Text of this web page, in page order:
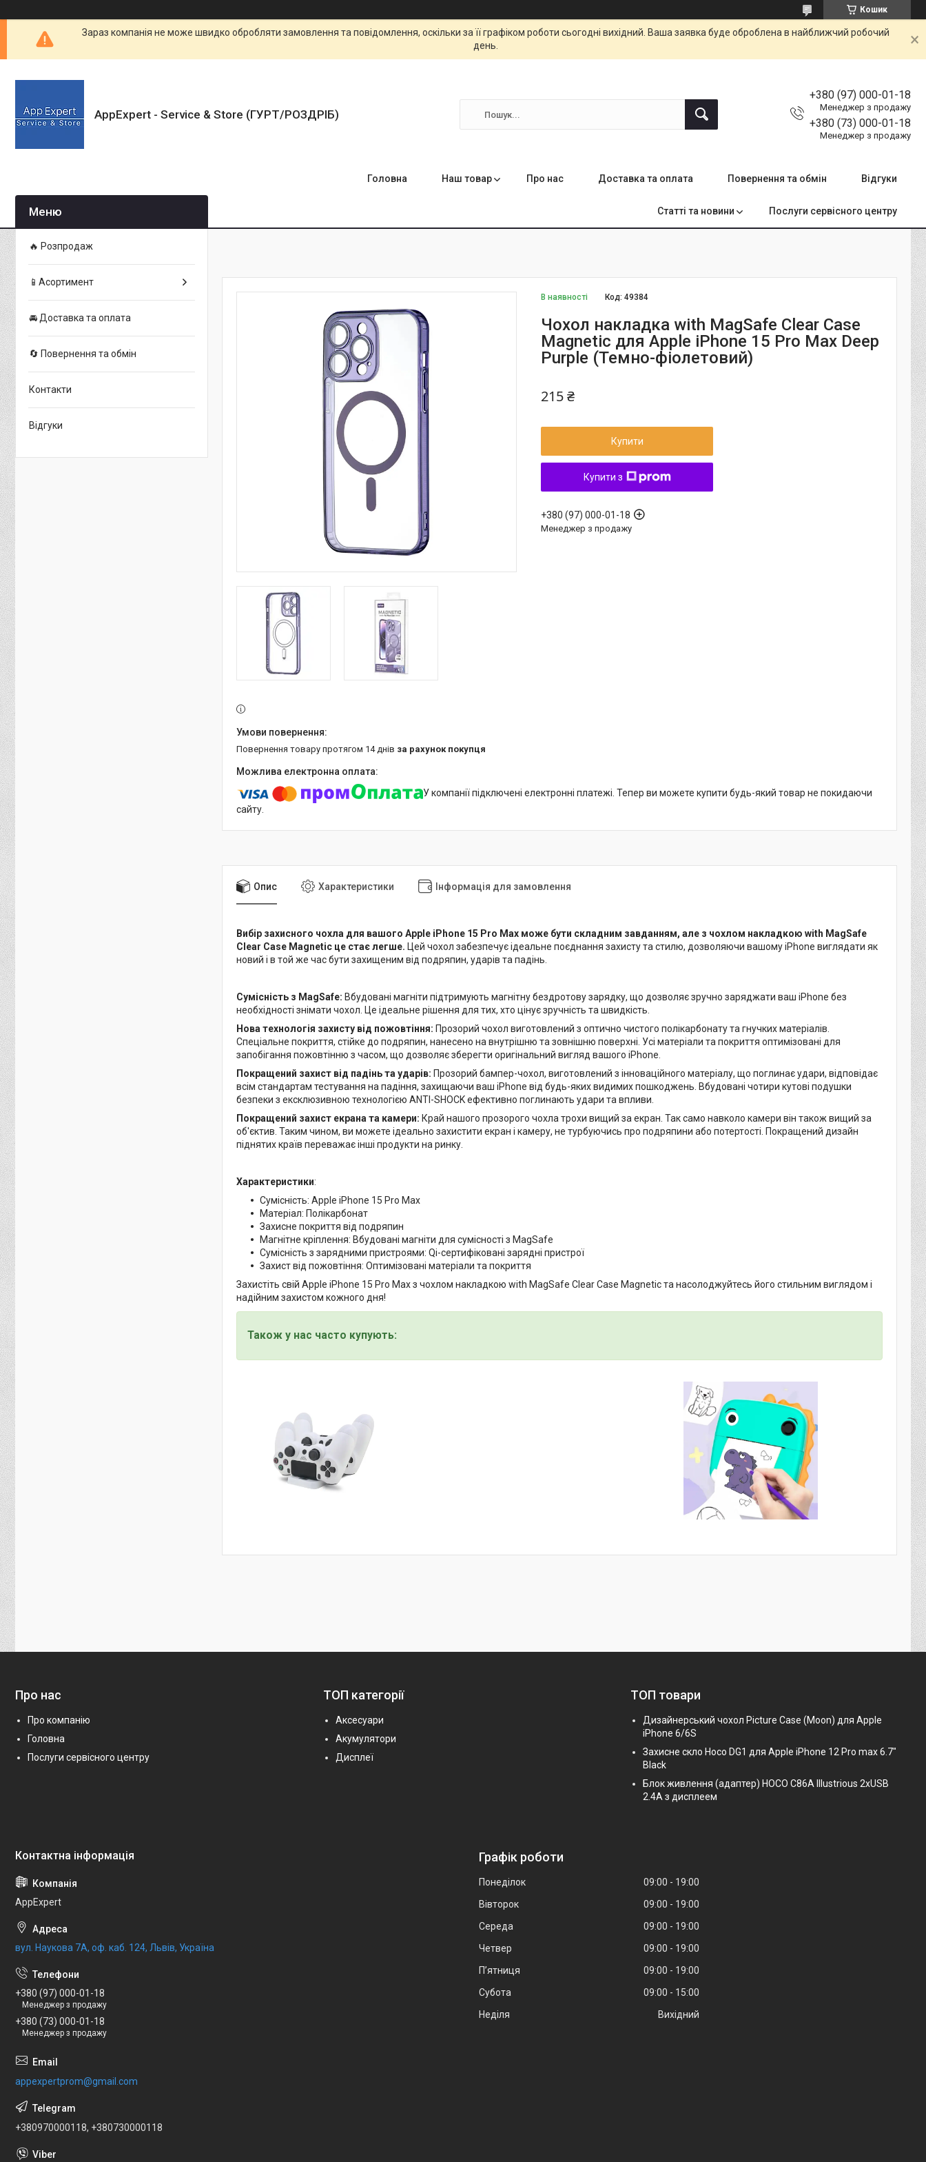
Кошик
Зараз компанія не може швидко обробляти замовлення та повідомлення, оскільки за її графіком роботи сьогодні вихідний. Ваша заявка буде оброблена в найближчий робочий
день.
AppExpert - Service & Store (ГУРТ/РОЗДРІБ)
+380 (97) 000-01-18
Менеджер з продажу
+380 (73) 000-01-18
Менеджер з продажу
Головна Наш товар Про нас Доставка та оплата Повернення та обмін Відгуки
Статті та новини Послуги сервісного центру
В наявності Код:49384
Чохол накладка with MagSafe Clear Case
Magnetic для Apple iPhone 15 Pro Max Deep
Purple (Темно-фіолетовий)
215 ₴
Купити
Купити з
+380 (97) 000-01-18
Менеджер з продажу
повернення товару протягом 14 днів за рахунок покупця
У компанії підключені електронні платежі. Тепер ви можете купити будь-який товар не покидаючи
сайту.
Опис Характеристики Інформація для замовлення
Вибір захисного чохла для вашого Apple iPhone 15 Pro Max може бути складним завданням, але з чохлом накладкою with MagSafe
Clear Case Magnetic це стає легше. Цей чохол забезпечує ідеальне поєднання захисту та стилю, дозволяючи вашому iPhone виглядати як
новий і в той же час бути захищеним від подряпин, ударів та падінь.
Сумісність з MagSafe: Вбудовані магніти підтримують магнітну бездротову зарядку, що дозволяє зручно заряджати ваш iPhone без
необхідності знімати чохол. Це ідеальне рішення для тих, хто цінує зручність та швидкість.
Нова технологія захисту від пожовтіння: Прозорий чохол виготовлений з оптично чистого полікарбонату та гнучких матеріалів.
Спеціальне покриття, стійке до подряпин, нанесено на внутрішню та зовнішню поверхні. Усі матеріали та покриття оптимізовані для
запобігання пожовтінню з часом, що дозволяє зберегти оригінальний вигляд вашого iPhone.
Покращений захист від падінь та ударів: Прозорий бампер-чохол, виготовлений з інноваційного матеріалу, що поглинає удари, відповідає
всім стандартам тестування на падіння, захищаючи ваш iPhone від будь-яких видимих пошкоджень. Вбудовані чотири кутові подушки
безпеки з ексклюзивною технологією ANTI-SHOCK ефективно поглинають удари та впливи.
Покращений захист екрана та камери: Край нашого прозорого чохла трохи вищий за екран. Так само навколо камери він також вищий за
об'єктив. Таким чином, ви можете ідеально захистити екран і камеру, не турбуючись про подряпини або потертості. Покращений дизайн
піднятих країв переважає інші продукти на ринку.
Характеристики:
Сумісність: Apple iPhone 15 Pro Max
Матеріал: Полікарбонат
Захисне покриття від подряпин
Магнітне кріплення: Вбудовані магніти для сумісності з MagSafe
Сумісність з зарядними пристроями: Qi-сертифіковані зарядні пристрої
Захист від пожовтіння: Оптимізовані матеріали та покриття
Захистіть свій Apple iPhone 15 Pro Max з чохлом накладкою with MagSafe Clear Case Magnetic та насолоджуйтесь його стильним виглядом і
надійним захистом кожного дня!
Також у нас часто купують:
🔥 Розпродаж
📱Асортимент
🚘 Доставка та оплата
🔄 Повернення та обмін
Контакти
Відгуки
Про нас
Про компанію
Головна
Послуги сервісного центру
ТОП категорії
Аксесуари
Акумулятори
Дисплеї
ТОП товари
Дизайнерський чохол Picture Case (Moon) для Apple
iPhone 6/6S
Захисне скло Hoco DG1 для Apple iPhone 12 Pro max 6.7"
Black
Блок живлення (адаптер) HOCO C86A Illustrious 2xUSB
2.4A з дисплеем
AppExpert
вул. Наукова 7А, оф. каб. 124, Львів, Україна
+380 (97) 000-01-18
Менеджер з продажу
+380 (73) 000-01-18
Менеджер з продажу
appexpertprom@gmail.com
+380970000118, +380730000118
Графік роботи
Понеділок 09:00
19:00
Вівторок
09:00
19:00
Середа
09:00
19:00
Четвер
09:00
19:00
Пʼятниця
09:00
19:00
Субота
09:00
15:00
Неділя
Вихідний